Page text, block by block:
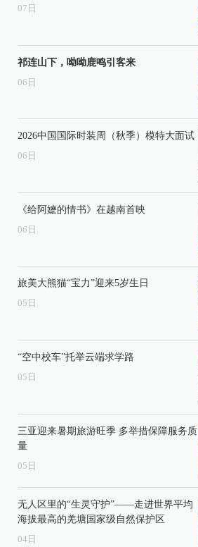
07 日
祁连山下，呦呦鹿鸣引客来
06 日
2026中国国际时装周（秋季）模特大面试
06 日
《给阿嬷的情书》在越南首映
06 日
旅美大熊猫“宝力”迎来5岁生日
05 日
“空中校车”托举云端求学路
05 日
三亚迎来暑期旅游旺季 多举措保障服务质
量
05 日
无人区里的“生灵守护”——走进世界平均
海拔最高的羌塘国家级自然保护区
04 日